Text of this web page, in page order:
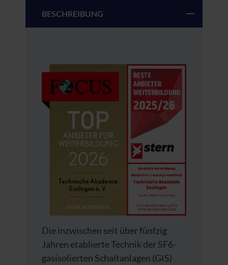
BESCHREIBUNG
Die inzwischen seit über fünfzig
Jahren etablierte Technik der SF6-
gasisolierten Schaltanlagen (GIS)